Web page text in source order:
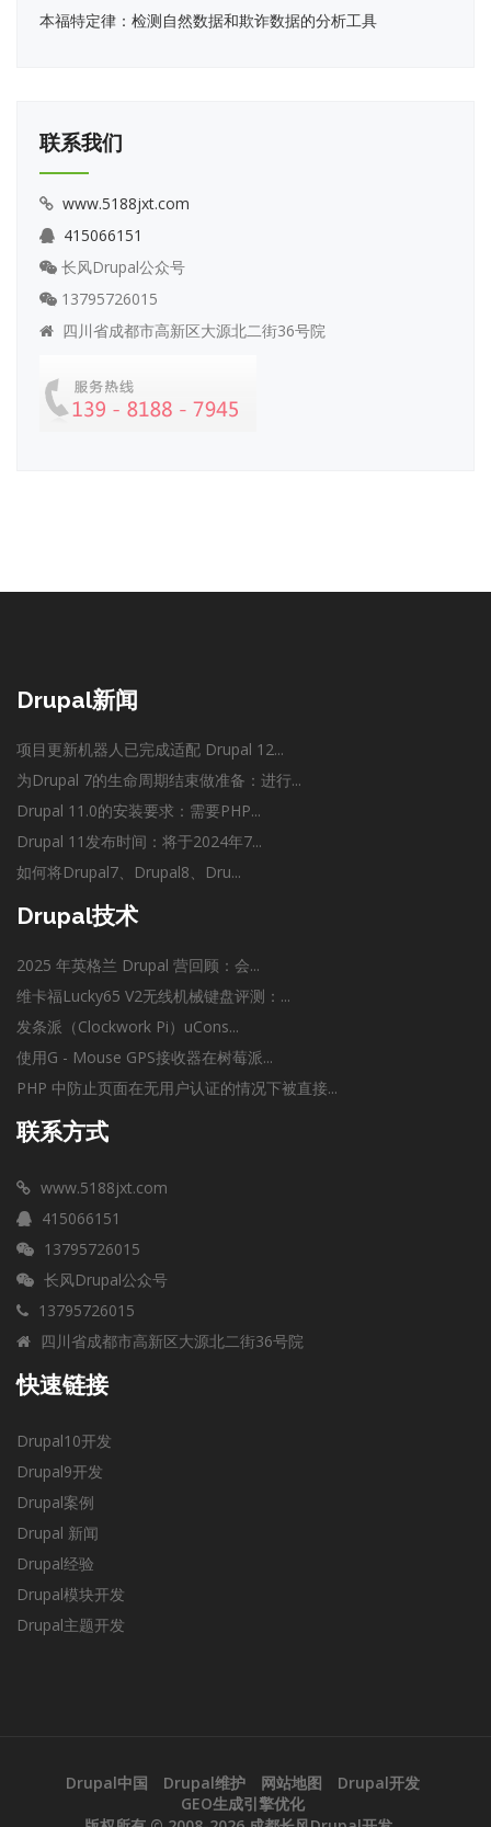
本福特定律：检测自然数据和欺诈数据的分析工具
联系我们
www.5188jxt.com
415066151
长风Drupal公众号
13795726015
四川省成都市高新区大源北二街36号院
Drupal新闻
项目更新机器人已完成适配 Drupal 12...
为Drupal 7的生命周期结束做准备：进行...
Drupal 11.0的安装要求：需要PHP...
Drupal 11发布时间：将于2024年7...
如何将Drupal7、Drupal8、Dru...
Drupal技术
2025 年英格兰 Drupal 营回顾：会...
维卡福Lucky65 V2无线机械键盘评测：...
发条派（Clockwork Pi）uCons...
使用G - Mouse GPS接收器在树莓派...
PHP 中防止页面在无用户认证的情况下被直接...
联系方式
www.5188jxt.com
415066151
13795726015
长风Drupal公众号
13795726015
四川省成都市高新区大源北二街36号院
快速链接
Drupal10开发
Drupal9开发
Drupal案例
Drupal 新闻
Drupal经验
Drupal模块开发
Drupal主题开发
Drupal中国 Drupal维护 网站地图
Drupal开发
GEO生成引擎优化